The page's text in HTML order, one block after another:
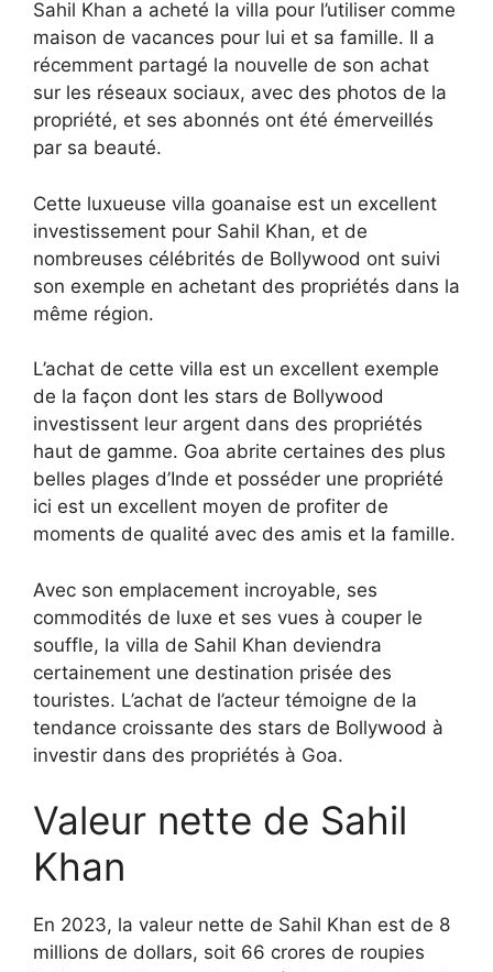
Sahil Khan a acheté la villa pour l’utiliser comme
maison de vacances pour lui et sa famille. Il a
récemment partagé la nouvelle de son achat
sur les réseaux sociaux, avec des photos de la
propriété, et ses abonnés ont été émerveillés
par sa beauté.
Cette luxueuse villa goanaise est un excellent
investissement pour Sahil Khan, et de
nombreuses célébrités de Bollywood ont suivi
son exemple en achetant des propriétés dans la
même région.
L’achat de cette villa est un excellent exemple
de la façon dont les stars de Bollywood
investissent leur argent dans des propriétés
haut de gamme. Goa abrite certaines des plus
belles plages d’Inde et posséder une propriété
ici est un excellent moyen de profiter de
moments de qualité avec des amis et la famille.
Avec son emplacement incroyable, ses
commodités de luxe et ses vues à couper le
souffle, la villa de Sahil Khan deviendra
certainement une destination prisée des
touristes. L’achat de l’acteur témoigne de la
tendance croissante des stars de Bollywood à
investir dans des propriétés à Goa.
Valeur nette de Sahil
Khan
En 2023, la valeur nette de Sahil Khan est de 8
millions de dollars, soit 66 crores de roupies